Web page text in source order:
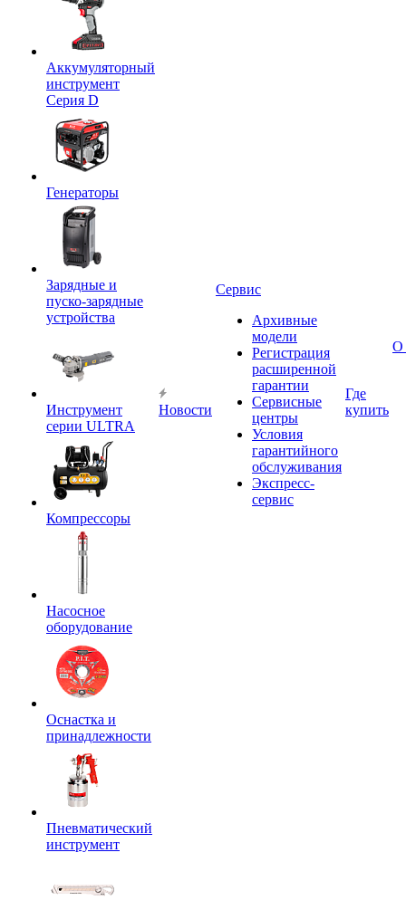
Аккумуляторный
инструмент
Серия D
Генераторы
Зарядные и
пуско-зарядные
устройства
Инструмент
серии ULTRA
Компрессоры
Насосное
оборудование
Оснастка и
принадлежности
Пневматический
инструмент
Новости
Сервис
Архивные
модели
Регистрация
расширенной
гарантии
Сервисные
центры
Условия
гарантийного
обслуживания
Экспресс-
сервис
Где
купить
О